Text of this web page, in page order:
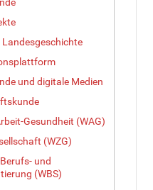
Landesgeschichte
und digitale Medien
Gesundheit (WAG)
(WZG)
und
(WBS)